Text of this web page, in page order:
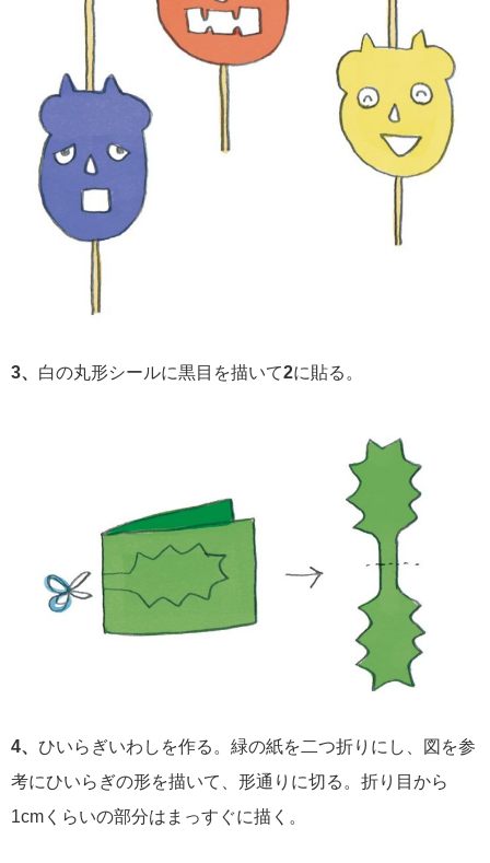
3、 白の丸形シールに黒目を描いて2に貼る。
4、 ひいらぎいわしを作る。緑の紙を二つ折りにし、図を参
考にひいらぎの形を描いて、形通りに切る。折り目から
1cmくらいの部分はまっすぐに描く。